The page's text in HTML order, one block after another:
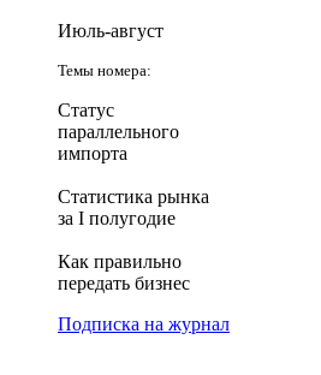
Июль-август
Темы номера:
Статус
параллельного
импорта
Статистика рынка
за I полугодие
Как правильно
передать бизнес
Подписка на журнал